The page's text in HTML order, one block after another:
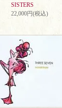
SISTERS
22,000円(税込)